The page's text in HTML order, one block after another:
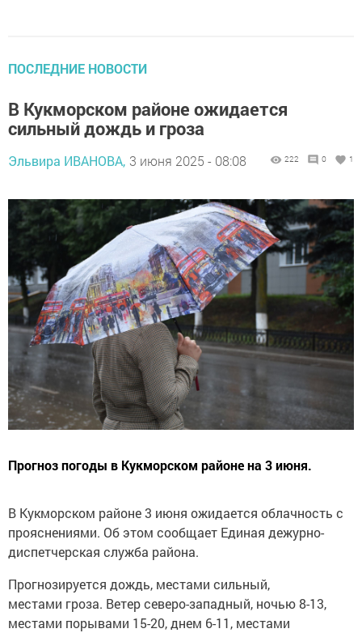
ПОСЛЕДНИЕ НОВОСТИ
В Кукморском районе ожидается
сильный дождь и гроза
Эльвира ИВАНОВА, 3 июня 2025 - 08:08 222 0 1
Прогноз погоды в Кукморском районе на 3 июня.
В Кукморском районе 3 июня ожидается облачность с
прояснениями. Об этом сообщает Единая дежурно-
диспетчерская служба района.
Прогнозируется дождь, местами сильный,
местами гроза. Ветер северо-западный, ночью 8-13,
местами порывами 15-20, днем 6-11, местами